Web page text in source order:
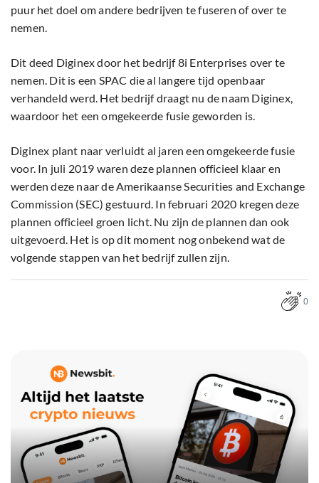
puur het doel om andere bedrijven te fuseren of over te
nemen.
Dit deed Diginex door het bedrijf 8i Enterprises over te
nemen. Dit is een SPAC die al langere tijd openbaar
verhandeld werd. Het bedrijf draagt nu de naam Diginex,
waardoor het een omgekeerde fusie geworden is.
Diginex plant naar verluidt al jaren een omgekeerde fusie
voor. In juli 2019 waren deze plannen officieel klaar en
werden deze naar de Amerikaanse Securities and Exchange
Commission (SEC) gestuurd. In februari 2020 kregen deze
plannen officieel groen licht. Nu zijn de plannen dan ook
uitgevoerd. Het is op dit moment nog onbekend wat de
volgende stappen van het bedrijf zullen zijn.
0